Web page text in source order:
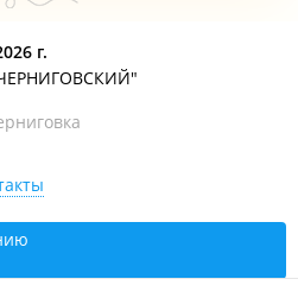
ул. Первомайская,
г.